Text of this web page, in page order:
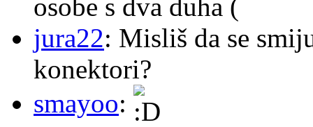
osobe s dva duha (
jura22: Misliš da se
konektori?
smayoo: